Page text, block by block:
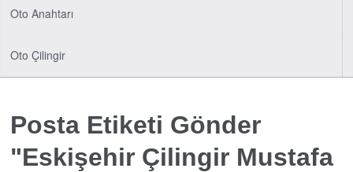
Oto Anahtarı
Oto Çilingir
Posta Etiketi Gönder
"Eskişehir Çilingir Mustafa